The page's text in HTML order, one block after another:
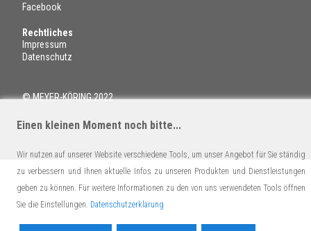
Facebook
Rechtliches
Impressum
Datenschutz
© MEYER-KÖRING 2022
Einen kleinen Moment noch bitte...
Wir nutzen auf unserer Website verschiedene Tools, um unser Angebot für Sie ständig
zu verbessern und Ihnen aktuelle Infos zu unseren Produkten und Dienstleistungen
geben zu können. Für weitere Informationen zu den von uns verwendeten Tools öffnen
Sie die Einstellungen. Datenschutzerklärung